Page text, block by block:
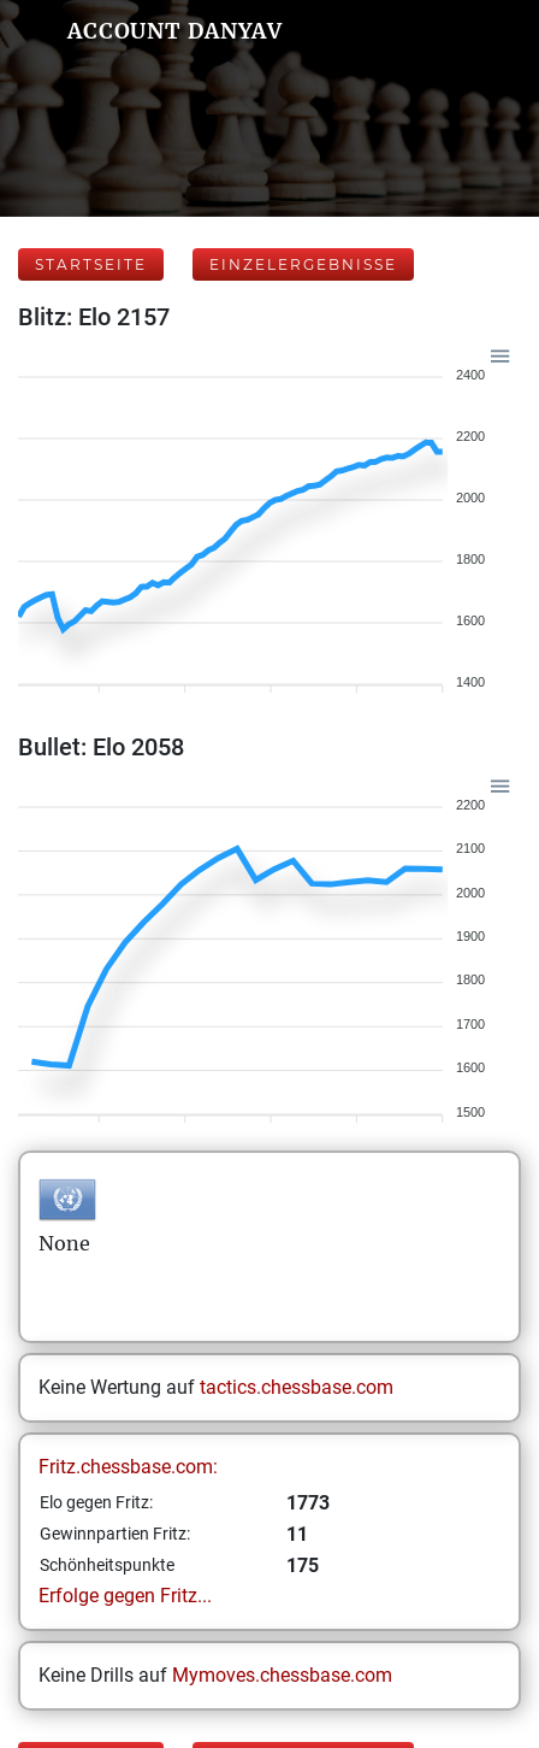
ACCOUNT DANYAV
STARTSEITE EINZELERGEBNISSE
Blitz: Elo 2157
2400
2200
2000
1800
1600
1400
Bullet: Elo 2058
2200
2100
2000
1900
1800
1700
1600
1500
None
Keine Wertung auf tactics.chessbase.com
Fritz.chessbase.com:
Elo gegen Fritz: 1773
Gewinnpartien Fritz: 11
Schönheitspunkte
175
Erfolge gegen Fritz...
Keine Drills auf Mymoves.chessbase.com